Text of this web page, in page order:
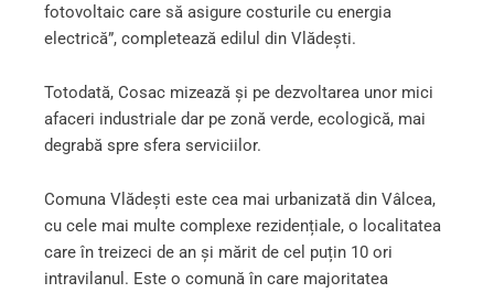
fotovoltaic care să asigure costurile cu energia
electrică”, completează edilul din Vlădești.
Totodată, Cosac mizează și pe dezvoltarea unor mici
afaceri industriale dar pe zonă verde, ecologică, mai
degrabă spre sfera serviciilor.
Comuna Vlădești este cea mai urbanizată din Vâlcea,
cu cele mai multe complexe rezidențiale, o localitatea
care în treizeci de an și mărit de cel puțin 10 ori
intravilanul. Este o comună în care majoritatea